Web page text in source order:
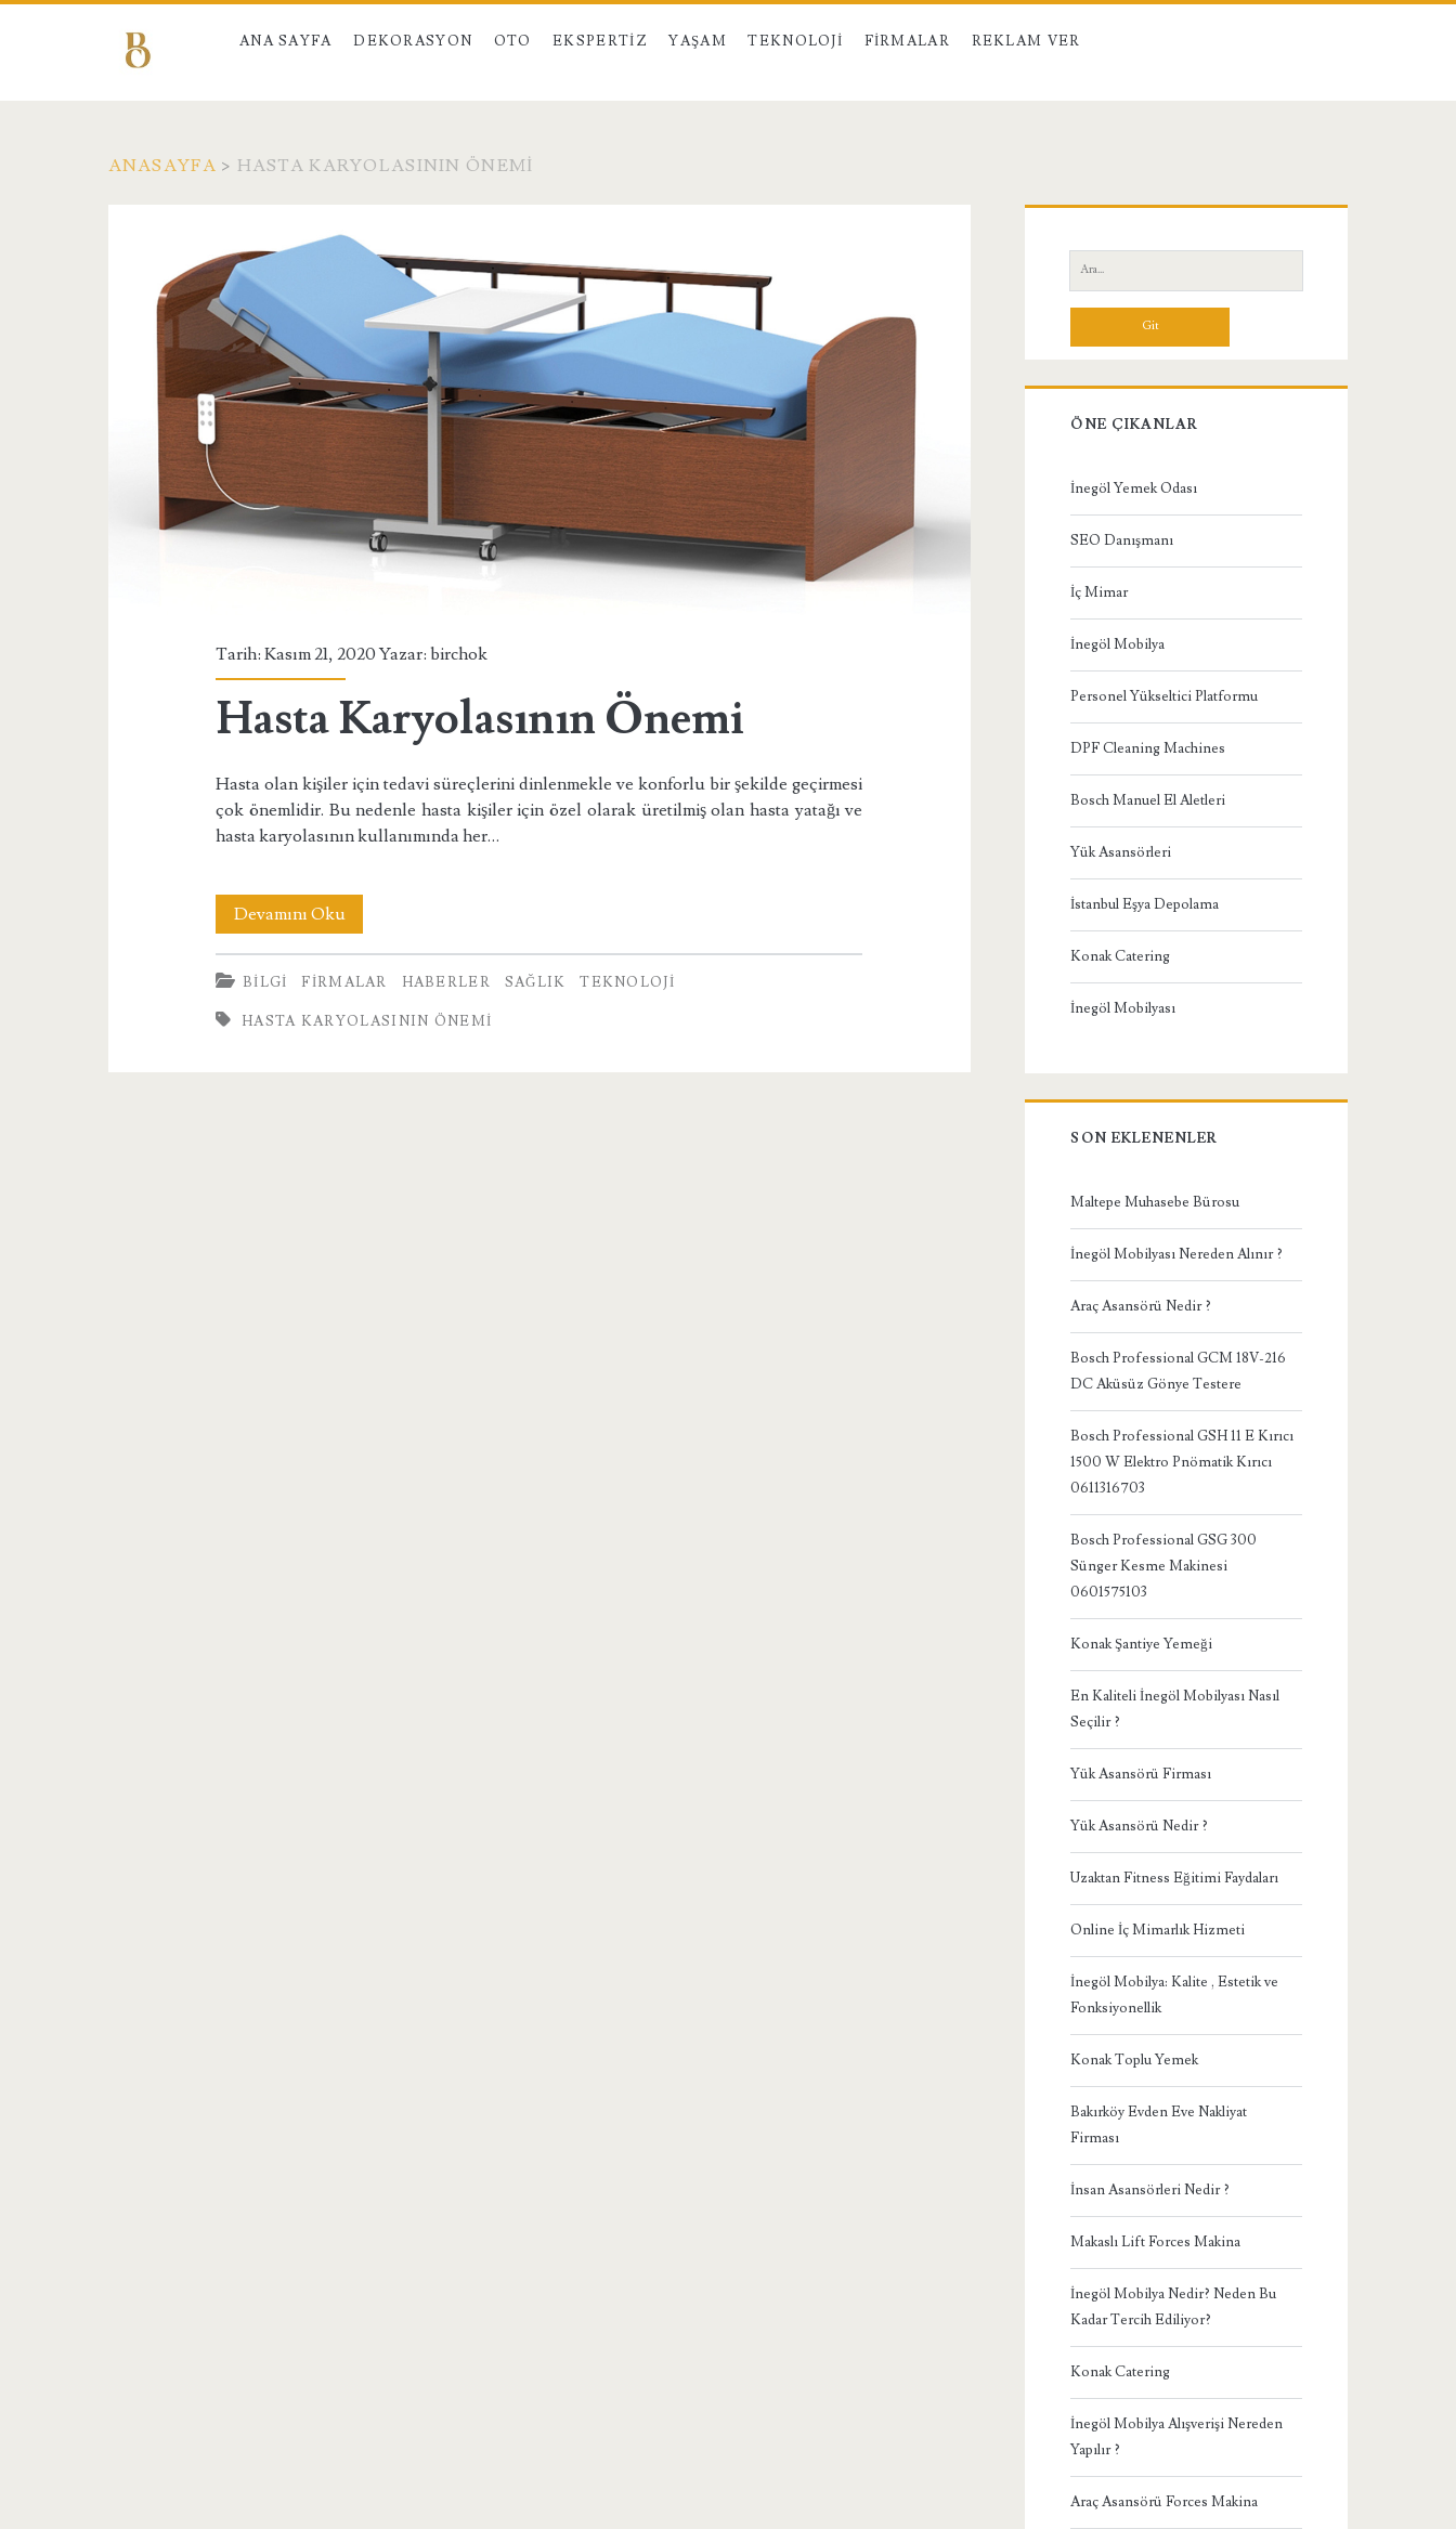
ANA SAYFA DEKORASYON OTO EKSPERTIZ YAŞAM TEKNOLOJI FIRMALAR REKLAM VER
ANASAYFA > HASTA KARYOLASININ ÖNEMI
<span>Hasta
Karyolasının
Önemi</span>
Tarih: Kasım 21, 2020 Yazar:birchok
Hasta Karyolasının Önemi
Hasta olan kişiler için tedavi süreçlerini dinlenmekle ve konforlu bir şekilde geçirmesi
çok önemlidir. Bu nedenle hasta kişiler için özel olarak üretilmiş olan hasta yatağı ve
hasta karyolasının kullanımında her…
Devamını OkuHasta
Karyolasının
Önemi
BILGI FIRMALAR HABERLER SAĞLIK TEKNOLOJI
HASTA KARYOLASININ ÖNEMI
Yan
Menü
Ara:
ÖNE ÇIKANLAR
İnegöl Yemek Odası
SEO Danışmanı
İç Mimar
İnegöl Mobilya
Personel Yükseltici Platformu
DPF Cleaning Machines
Bosch Manuel El Aletleri
Yük Asansörleri
İstanbul Eşya Depolama
Konak Catering
İnegöl Mobilyası
SON EKLENENLER
Maltepe Muhasebe Bürosu
İnegöl Mobilyası Nereden Alınır ?
Araç Asansörü Nedir ?
Bosch Professional GCM 18V-216
DC Aküsüz Gönye Testere
Bosch Professional GSH 11 E Kırıcı
1500 W Elektro Pnömatik Kırıcı
0611316703
Bosch Professional GSG 300
Sünger Kesme Makinesi
0601575103
Konak Şantiye Yemeği
En Kaliteli İnegöl Mobilyası Nasıl
Seçilir ?
Yük Asansörü Firması
Yük Asansörü Nedir ?
Uzaktan Fitness Eğitimi Faydaları
Online İç Mimarlık Hizmeti
İnegöl Mobilya: Kalite , Estetik ve
Fonksiyonellik
Konak Toplu Yemek
Bakırköy Evden Eve Nakliyat
Firması
İnsan Asansörleri Nedir ?
Makaslı Lift Forces Makina
İnegöl Mobilya Nedir? Neden Bu
Kadar Tercih Ediliyor?
Konak Catering
İnegöl Mobilya Alışverişi Nereden
Yapılır ?
Araç Asansörü Forces Makina